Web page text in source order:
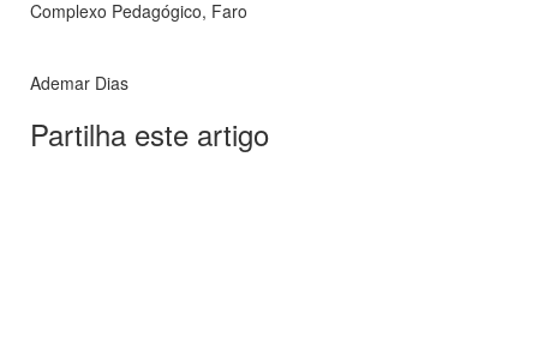
Complexo Pedagógico, Faro
Ademar Dias
Partilha este artigo